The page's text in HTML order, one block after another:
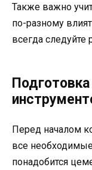
Также важно
по-разному
всегда
Перед началом
все
понадобится